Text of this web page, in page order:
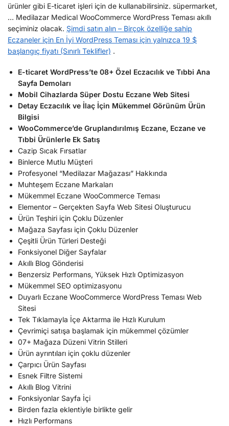
ürünler gibi E-ticaret işleri için de kullanabilirsiniz. süpermarket,
… Medilazar Medical WooCommerce WordPress Teması akıllı
seçiminiz olacak. Şimdi satın alın – Birçok özelliğe sahip
Eczaneler için En İyi WordPress Teması için yalnızca 19 $
başlangıç ​​fiyatı (Sınırlı Teklifler) .
E-ticaret WordPress’te 08+ Özel Eczacılık ve Tıbbi Ana
Sayfa Demoları
Mobil Cihazlarda Süper Dostu Eczane Web Sitesi
Detay Eczacılık ve İlaç İçin Mükemmel Görünüm Ürün
Bilgisi
WooCommerce’de Gruplandırılmış Eczane, Eczane ve
Tıbbi Ürünlerle Ek Satış
Cazip Sıcak Fırsatlar
Binlerce Mutlu Müşteri
Profesyonel “Medilazar Mağazası” Hakkında
Muhteşem Eczane Markaları
Mükemmel Eczane WooCommerce Teması
Elementor – Gerçekten Sayfa Web Sitesi Oluşturucu
Ürün Teşhiri için Çoklu Düzenler
Mağaza Sayfası için Çoklu Düzenler
Çeşitli Ürün Türleri Desteği
Fonksiyonel Diğer Sayfalar
Akıllı Blog Gönderisi
Benzersiz Performans, Yüksek Hızlı Optimizasyon
Mükemmel SEO optimizasyonu
Duyarlı Eczane WooCommerce WordPress Teması Web
Sitesi
Tek Tıklamayla İçe Aktarma ile Hızlı Kurulum
Çevrimiçi satışa başlamak için mükemmel çözümler
07+ Mağaza Düzeni Vitrin Stilleri
Ürün ayrıntıları için çoklu düzenler
Çarpıcı Ürün Sayfası
Esnek Filtre Sistemi
Akıllı Blog Vitrini
Fonksiyonlar Sayfa İçi
Birden fazla eklentiyle birlikte gelir
Hızlı Performans